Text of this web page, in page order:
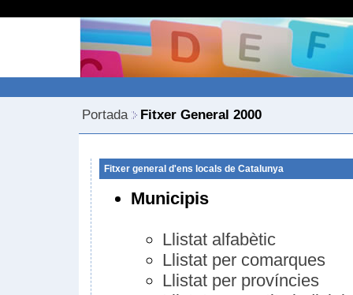
Portada Fitxer General 2000
Fitxer general d'ens locals de Catalunya
Municipis
Llistat alfabètic
Llistat per comarques
Llistat per províncies